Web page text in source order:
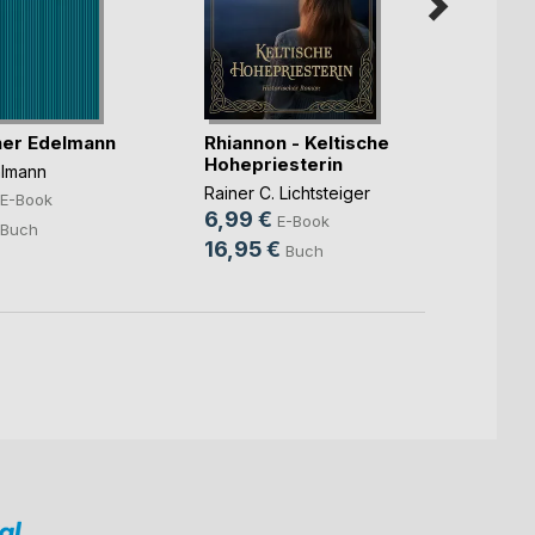
Edelmann
E-Book
Buch
Rhiannon - Keltische
Hohepriesterin
Rainer C. Lichtsteiger
6,99 € E-Book
16,95 € Buch